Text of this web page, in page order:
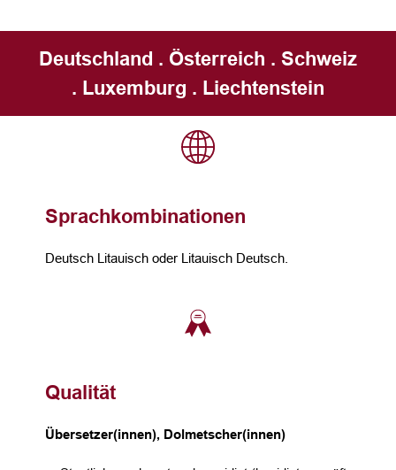
Deutschland . Österreich . Schweiz
. Luxemburg . Liechtenstein
Sprachkombinationen
Deutsch Litauisch oder Litauisch Deutsch.
Qualität
Übersetzer(innen), Dolmetscher(innen)